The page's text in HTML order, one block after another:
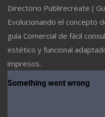
Directorio Publirecreate (
Evolucionando el concepto
guía Comercial de fácil
estético y funcional
impresos.